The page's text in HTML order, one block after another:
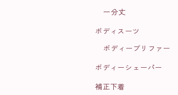
一分丈
ボディスーツ
ボディーブリファー
ボディーシェーパー
補正下着